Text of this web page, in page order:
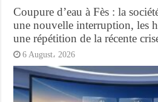
Coupure d’eau à Fès : la
une nouvelle interruption, les
une répétition de la récente
6 August، 2026